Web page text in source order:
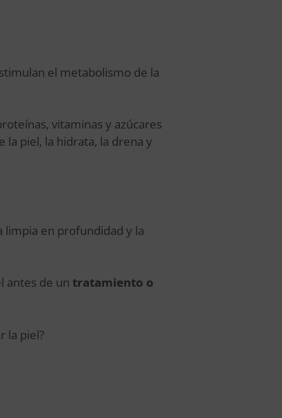
el metabolismo de la
vitaminas y azúcares
piel, la hidrata, la drena y
limpia en profundidad y la
antes de un tratamiento o
la piel?